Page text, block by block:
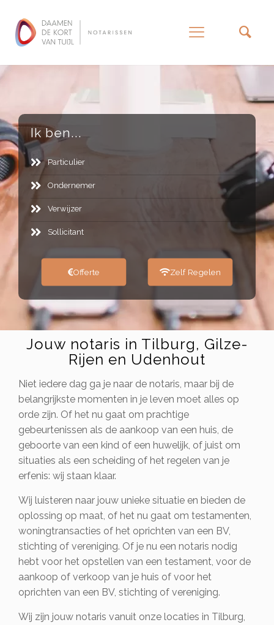
Ik ben...
Particulier
Ondernemer
Verwijzer
Sollicitant
Offerte Zelf Regelen
Jouw notaris in Tilburg, Gilze-
Rijen en Udenhout
Niet iedere dag ga je naar de notaris, maar bij de
belangrijkste momenten in je leven moet alles op
orde zijn. Of het nu gaat om prachtige
gebeurtenissen als de aankoop van een huis, de
geboorte van een kind of een huwelijk, of juist om
situaties als een scheiding of het regelen van je
erfenis: wij staan klaar.
Wij luisteren naar jouw unieke situatie en bieden de
oplossing op maat, of het nu gaat om testamenten,
woningtransacties of het oprichten van een BV,
stichting of vereniging. Of je nu een notaris nodig
hebt voor het opstellen van een testament, voor de
aankoop of verkoop van je huis of voor het
oprichten van een BV, stichting of vereniging.
Wij zijn jouw notaris vanuit onze locaties in Tilburg,